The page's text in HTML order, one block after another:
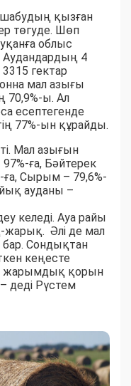
шабудың қызған
төгуде. Шөп
облыс
Аудандардың 4
гектар
мал азығы
70,9%-ы. Ал
есептегенде
77%-ын құрайды.
Мал азығын
ға, Бәйтерек
ға, Сырым – 79,6%-
ауданы –
келеді. Ауа райы
Әлі де мал
Сондықтан
кеңесте
жарымдық қорын
деді Рүстем